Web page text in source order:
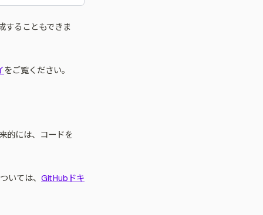
することもできま
をご覧ください。
的には、コードを
いては、 GitHubドキ